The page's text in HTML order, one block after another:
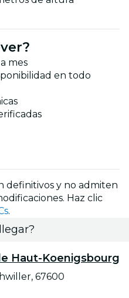
mes
en todo
definitivos y no admiten
Haz clic
.
Haut-Koenigsbourg
67600